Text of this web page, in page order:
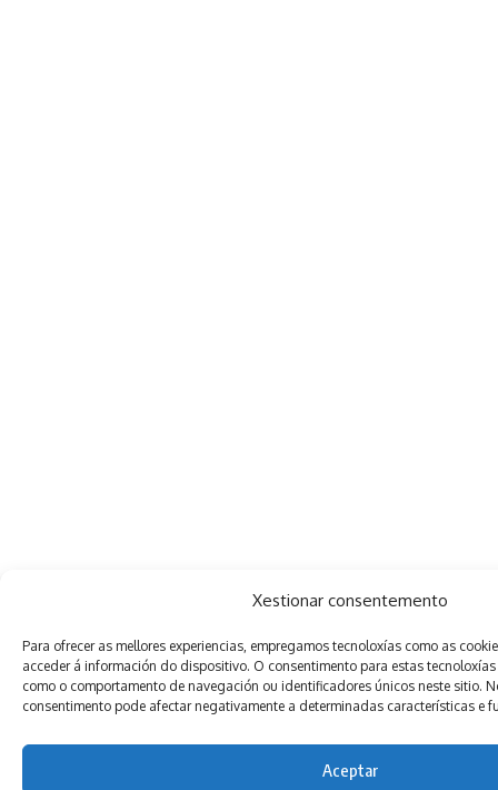
Xestionar consentemento
Para ofrecer as mellores experiencias, empregamos tecnoloxías como as
acceder á información do dispositivo. O consentimento para estas
como o comportamento de navegación ou identificadores únicos neste sitio.
consentimento pode afectar negativamente a determinadas características e
Aceptar